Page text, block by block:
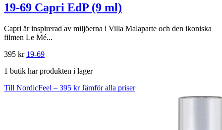
19-69 Capri EdP (9 ml)
Capri är inspirerad av miljöerna i Villa Malaparte och den ikoniska
filmen Le Mé...
395 kr 19-69
1 butik har produkten i lager
Till NordicFeel – 395 krJämför alla priser